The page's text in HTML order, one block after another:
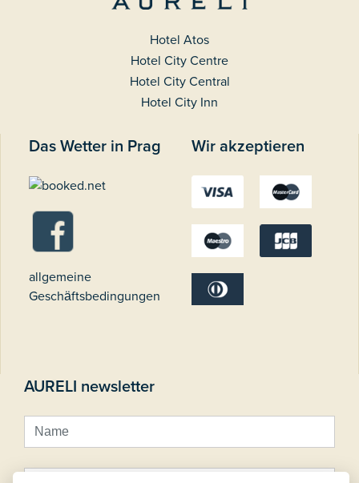
Hotel Atos
Hotel City Centre
Hotel City Central
Hotel City Inn
Das Wetter in Prag
allgemeine
Geschäftsbedingungen
Wir akzeptieren
AURELI newsletter